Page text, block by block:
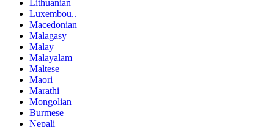
Lithuanian
Luxembou..
Macedonian
Malagasy
Malay
Malayalam
Maltese
Maori
Marathi
Mongolian
Burmese
Nepali